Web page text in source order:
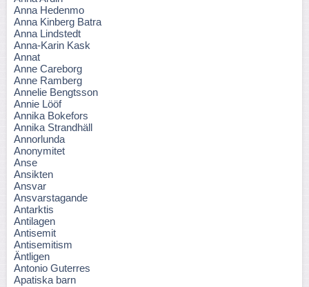
Anna Hedenmo
Anna Kinberg Batra
Anna Lindstedt
Anna-Karin Kask
Annat
Anne Careborg
Anne Ramberg
Annelie Bengtsson
Annie Lööf
Annika Bokefors
Annika Strandhäll
Annorlunda
Anonymitet
Anse
Ansikten
Ansvar
Ansvarstagande
Antarktis
Antilagen
Antisemit
Antisemitism
Äntligen
Antonio Guterres
Apatiska barn